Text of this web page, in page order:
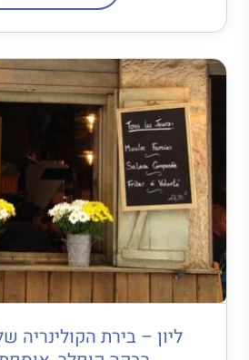
ליון – בירת